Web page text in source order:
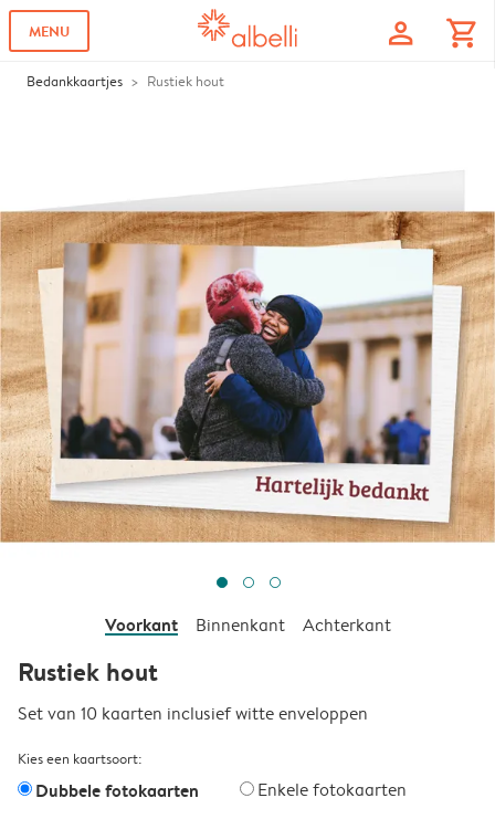
MENU profile shopping_cart
Bedankkaartjes Rustiek hout
Voorkant Binnenkant Achterkant
Rustiek hout
Set van 10 kaarten inclusief witte enveloppen
Kies een kaartsoort:
Dubbele fotokaarten Enkele fotokaarten